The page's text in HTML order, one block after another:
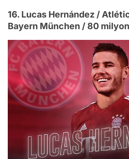
16. Lucas Hernández /
Bayern München / 80